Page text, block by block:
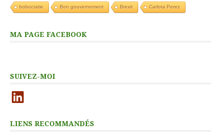
bobocratie Bon gouvernement Brexit Carlota Perez
MA PAGE FACEBOOK
SUIVEZ-MOI
LinkedIn
LIENS RECOMMANDÉS